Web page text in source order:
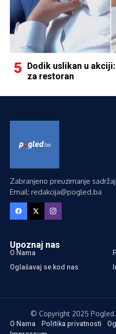
Dodik uslikan u
za restoran
Zabranjeno preuzimanje
Email: redakcija@pogled.ba
Upoznaj nas
O Nama
Oglašavaj se kod nas
© Copyright 2025
O Nama Politika privatnosti